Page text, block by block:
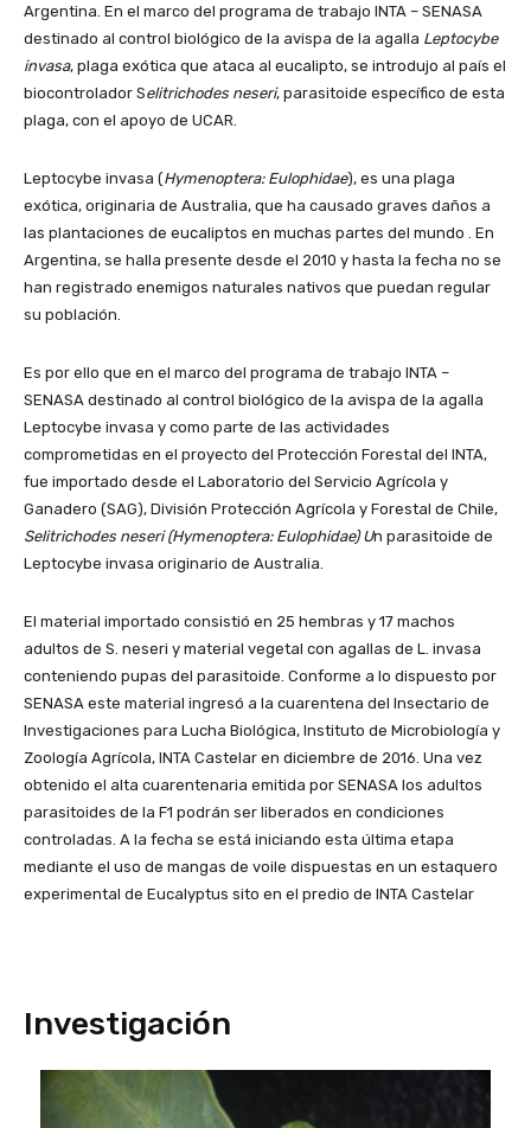
Argentina. En el marco del programa de trabajo INTA – SENASA
destinado al control biológico de la avispa de la agalla Leptocybe
invasa, plaga exótica que ataca al eucalipto, se introdujo al país el
biocontrolador Selitrichodes neseri, parasitoide específico de esta
plaga, con el apoyo de UCAR.
Leptocybe invasa (Hymenoptera: Eulophidae), es una plaga
exótica, originaria de Australia, que ha causado graves daños a
las plantaciones de eucaliptos en muchas partes del mundo . En
Argentina, se halla presente desde el 2010 y hasta la fecha no se
han registrado enemigos naturales nativos que puedan regular
su población.
Es por ello que en el marco del programa de trabajo INTA –
SENASA destinado al control biológico de la avispa de la agalla
Leptocybe invasa y como parte de las actividades
comprometidas en el proyecto del Protección Forestal del INTA,
fue importado desde el Laboratorio del Servicio Agrícola y
Ganadero (SAG), División Protección Agrícola y Forestal de Chile,
Selitrichodes neseri (Hymenoptera: Eulophidae) Un parasitoide de
Leptocybe invasa originario de Australia.
El material importado consistió en 25 hembras y 17 machos
adultos de S. neseri y material vegetal con agallas de L. invasa
conteniendo pupas del parasitoide. Conforme a lo dispuesto por
SENASA este material ingresó a la cuarentena del Insectario de
Investigaciones para Lucha Biológica, Instituto de Microbiología y
Zoología Agrícola, INTA Castelar en diciembre de 2016. Una vez
obtenido el alta cuarentenaria emitida por SENASA los adultos
parasitoides de la F1 podrán ser liberados en condiciones
controladas. A la fecha se está iniciando esta última etapa
mediante el uso de mangas de voile dispuestas en un estaquero
experimental de Eucalyptus sito en el predio de INTA Castelar
Investigación